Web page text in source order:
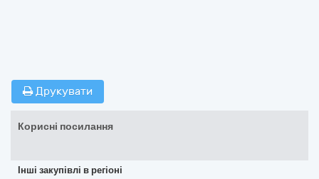
Друкувати
Корисні посилання
Інші закупівлі в регіоні